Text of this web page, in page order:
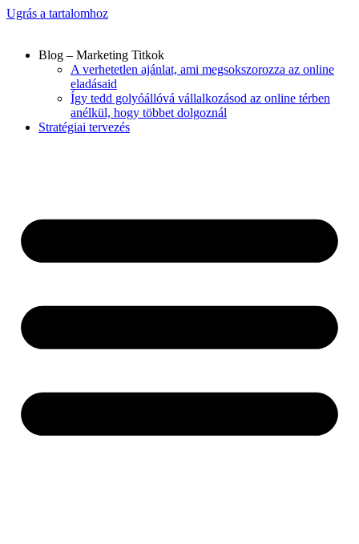
Ugrás a tartalomhoz
Blog – Marketing Titkok
A verhetetlen ajánlat, ami megsokszorozza az online
eladásaid
Így tedd golyóállóvá vállalkozásod az online térben
anélkül, hogy többet dolgoznál​
Stratégiai tervezés